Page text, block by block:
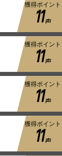
獲得ポイント
11pts
獲得ポイント
11pts
獲得ポイント
11pts
獲得ポイント
11pts